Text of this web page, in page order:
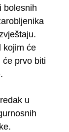
bolesnih
kojim će
će prvo biti
u